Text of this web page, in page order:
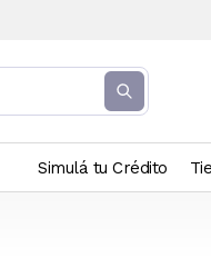
Simulá tu Crédito